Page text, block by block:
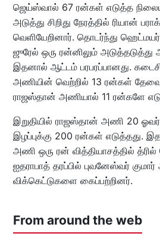
ஜெய்ஸ்வால் 67 ரன்கள் எடுத்த
அடுத்து சிறிது நேரத்தில் ரியான்
வெளியேறினார். தொடர்ந்து ஹெட்மயர்
ஜுரேல் ஒரு ரன்னிலும்
இதனால் ஆட்டம் பரபரப்பானது.
அணியின் வெற்றில் 13 ரன்கள்
ராஜஸ்தான் அணியால் 11 ரன்களே
இறுதியில் ராஜஸ்தான் அணி 20
இழப்புக்கு 200 ரன்கள் எடுத்தது.
அணி ஒரு ரன் வித்தியாசத்தில் த்ரில்
ஐதராபாத் தரப்பில் புவனேஸ்வர்
விக்கெட்டுகளை கைப்பற்றினர்.
From around the web